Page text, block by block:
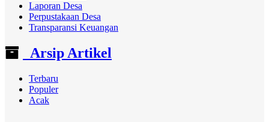
Laporan Desa
Perpustakaan Desa
Transparansi Keuangan
Arsip Artikel
Terbaru
Populer
Acak